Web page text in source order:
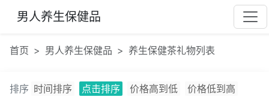
男人养生保健品
首页 男人养生保健品 养生保健茶礼物列表
排序 时间排序 点击排序 价格高到低 价格低到高